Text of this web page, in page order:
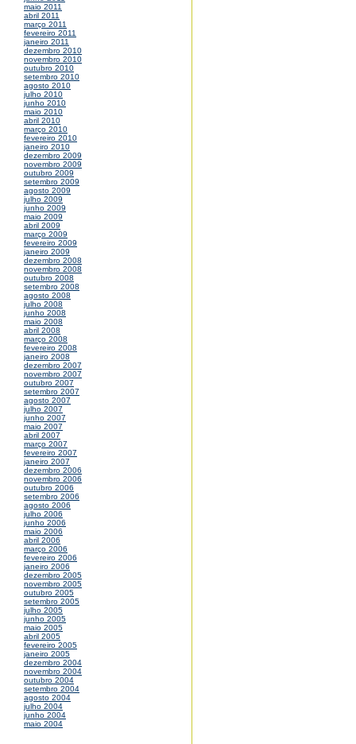
maio 2011
abril 2011
março 2011
fevereiro 2011
janeiro 2011
dezembro 2010
novembro 2010
outubro 2010
setembro 2010
agosto 2010
julho 2010
junho 2010
maio 2010
abril 2010
março 2010
fevereiro 2010
janeiro 2010
dezembro 2009
novembro 2009
outubro 2009
setembro 2009
agosto 2009
julho 2009
junho 2009
maio 2009
abril 2009
março 2009
fevereiro 2009
janeiro 2009
dezembro 2008
novembro 2008
outubro 2008
setembro 2008
agosto 2008
julho 2008
junho 2008
maio 2008
abril 2008
março 2008
fevereiro 2008
janeiro 2008
dezembro 2007
novembro 2007
outubro 2007
setembro 2007
agosto 2007
julho 2007
junho 2007
maio 2007
abril 2007
março 2007
fevereiro 2007
janeiro 2007
dezembro 2006
novembro 2006
outubro 2006
setembro 2006
agosto 2006
julho 2006
junho 2006
maio 2006
abril 2006
março 2006
fevereiro 2006
janeiro 2006
dezembro 2005
novembro 2005
outubro 2005
setembro 2005
julho 2005
junho 2005
maio 2005
abril 2005
fevereiro 2005
janeiro 2005
dezembro 2004
novembro 2004
outubro 2004
setembro 2004
agosto 2004
julho 2004
junho 2004
maio 2004